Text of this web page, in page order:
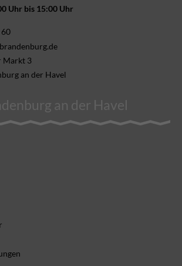
Uhr bis 15:00 Uhr
60
Markt 3
an der Havel
an der Havel